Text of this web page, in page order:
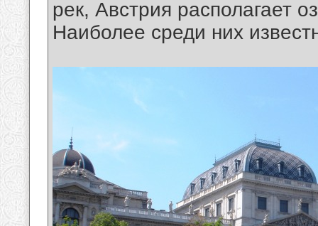
рек, Австрия располагает
Наиболее среди них